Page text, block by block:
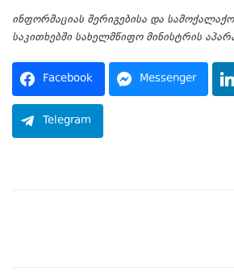
ინფორმაციას შერიგებისა და
საკითხებში სახელმწიფო მინისტრის
Facebook Messenger
Telegram